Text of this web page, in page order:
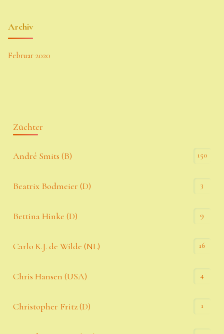
Archiv
Februar 2020
Züchter
André Smits (B) 150
Beatrix Bodmeier (D) 3
Bettina Hinke (D) 9
Carlo K.J. de Wilde (NL) 16
Chris Hansen (USA) 4
Christopher Fritz (D) 1